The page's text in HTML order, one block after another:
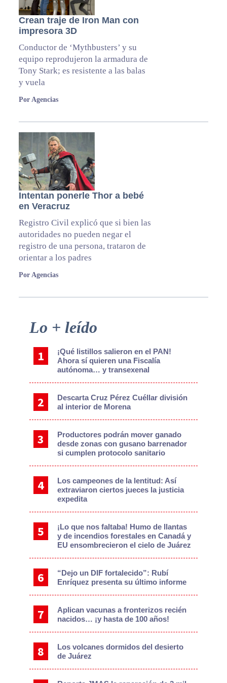
Crean traje de Iron Man con
impresora 3D
Conductor de ‘Mythbusters’ y su
equipo reprodujeron la armadura de
Tony Stark; es resistente a las balas
y vuela
Por Agencias
Intentan ponerle Thor a bebé
en Veracruz
Registro Civil explicó que si bien las
autoridades no pueden negar el
registro de una persona, trataron de
orientar a los padres
Por Agencias
Primary
Lo + leído
¡Qué listillos salieron en el PAN!
Ahora sí quieren una Fiscalía
autónoma… y transexenal
Descarta Cruz Pérez Cuéllar división
al interior de Morena
Productores podrán mover ganado
desde zonas con gusano barrenador
si cumplen protocolo sanitario
Los campeones de la lentitud: Así
extraviaron ciertos jueces la justicia
expedita
¡Lo que nos faltaba! Humo de llantas
y de incendios forestales en Canadá y
EU ensombrecieron el cielo de Juárez
“Dejo un DIF fortalecido”: Rubí
Enríquez presenta su último informe
Aplican vacunas a fronterizos recién
nacidos… ¡y hasta de 100 años!
Los volcanes dormidos del desierto
de Juárez